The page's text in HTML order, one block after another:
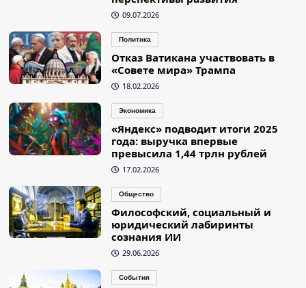
09.07.2026
Политика
Отказ Ватикана участвовать в
«Совете мира» Трампа
18.02.2026
Экономика
«Яндекс» подводит итоги 2025
года: выручка впервые
превысила 1,44 трлн рублей
17.02.2026
Общество
Философский, социальный и
юридический лабиринты
сознания ИИ
29.06.2026
События